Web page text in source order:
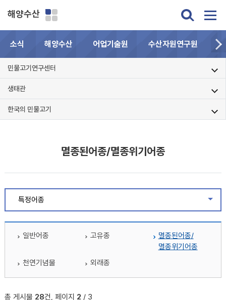
해양수산
소식 해양수산 어업기술원 수산자원연구원
민물고기연구센터
생태관
한국의 민물고기
멸종된어종/멸종위기어종
특정어종
일반어종 고유종
멸종된어종/
멸종위기어종
천연기념물
외래종
총 게시물 28건, 페이지 2/ 3